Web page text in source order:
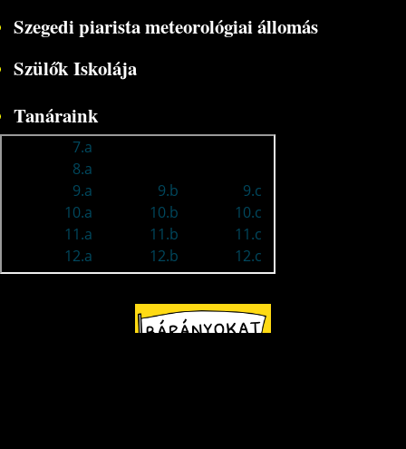
Szegedi piarista meteorológiai állomás
Szülők Iskolája
Tanáraink